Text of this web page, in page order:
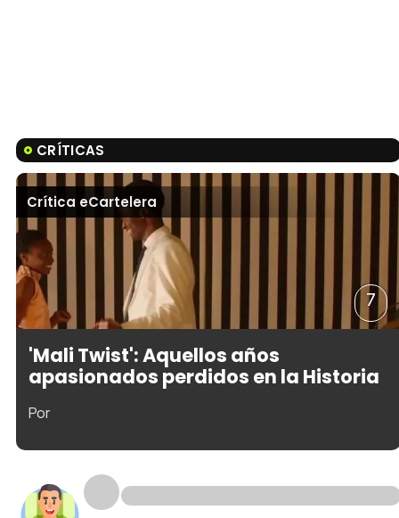
CRÍTICAS
Crítica eCartelera
7
'Mali Twist': Aquellos años
apasionados perdidos en la Historia
Por